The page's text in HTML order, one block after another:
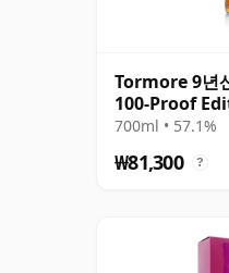
Tormore 9년
100-Proof
700ml • 57.1%
₩81,300 ?